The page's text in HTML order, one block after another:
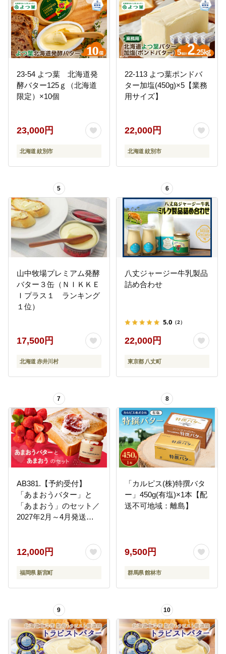
23-54 よつ葉 北海道発
酵バター125ｇ（北海道
限定）×10個
23,000円
北海道 紋別市
22-113 よつ葉ポンドバ
ター加塩(450g)×5【業務
用サイズ】
22,000円
北海道 紋別市
5
山中牧場プレミアム発酵
バター３缶（ＮＩＫＫＥ
Ｉプラス１ ランキング
１位）
17,500円
北海道 赤井川村
6
八丈ジャージー牛乳製品
詰め合わせ
5.0 （2）
22,000円
東京都 八丈町
7
AB381.【予約受付】
「あまおうバター」と
「あまおう」のセット／
2027年2月～4月発送予
12,000円
福岡県 新宮町
8
「カルピス(株)特撰バタ
ー」450g(有塩)×1本【配
送不可地域：離島】
9,500円
群馬県 館林市
9 10